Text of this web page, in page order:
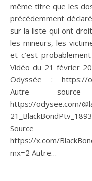
même titre que les
précédemment
sur la liste qui ont
les mineurs, les
et c’est
Vidéo du 21 février
Odyssée : https://
Autre
https://odysee.com/
https://x.com/
mx=2 Autre…